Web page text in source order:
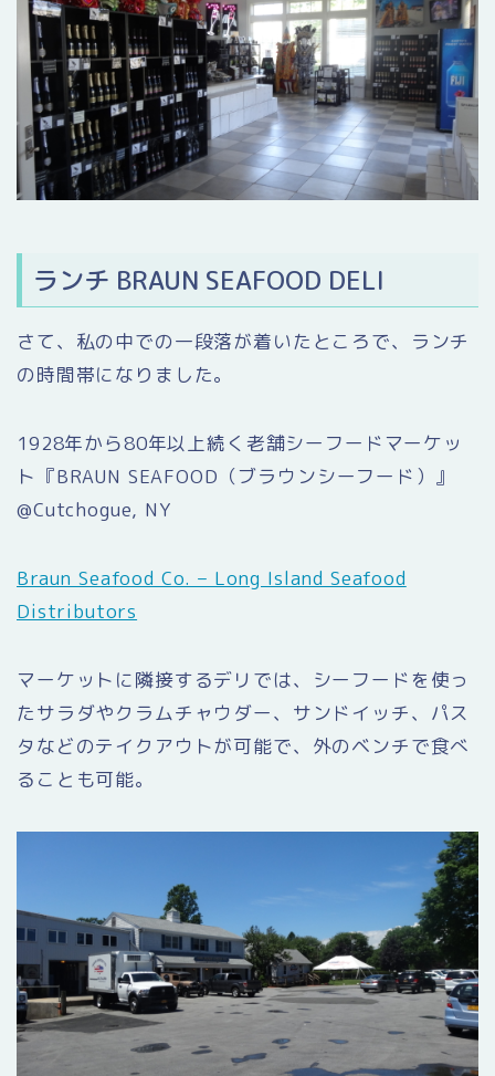
ランチ BRAUN SEAFOOD DELI
さて、私の中での一段落が着いたところで、ランチ
の時間帯になりました。
1928年から80年以上続く老舗シーフードマーケッ
ト『BRAUN SEAFOOD（ブラウンシーフード）』
@Cutchogue, NY
Braun Seafood Co. – Long Island Seafood
Distributors
マーケットに隣接するデリでは、シーフードを使っ
たサラダやクラムチャウダー、サンドイッチ、パス
タなどのテイクアウトが可能で、外のベンチで食べ
ることも可能。